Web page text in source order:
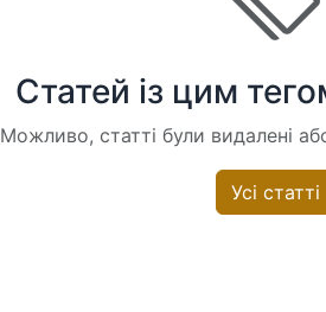
Статей із цим
Можливо, статті були видалені
Усі статті